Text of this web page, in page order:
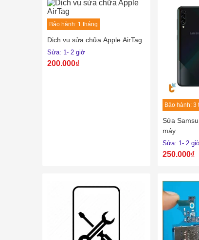
Bảo hành: 1 tháng
Dịch vụ sửa chữa Apple AirTag
Sửa: 1- 2 giờ
200.000₫
Bảo hành: 3
Sửa
máy
Sửa: 1- 2
250.000₫